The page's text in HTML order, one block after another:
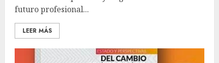
futuro profesional...
LEER MÁS